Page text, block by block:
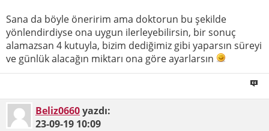
Sana da böyle öneririm ama doktorun bu şekilde
yönlendirdiyse ona uygun ilerleyebilirsin, bir sonuç
alamazsan 4 kutuyla, bizim dediğimiz gibi yaparsın süreyi
ve günlük alacağın miktarı ona göre ayarlarsın
Beliz0660yazdı:
23-09-19 10:09